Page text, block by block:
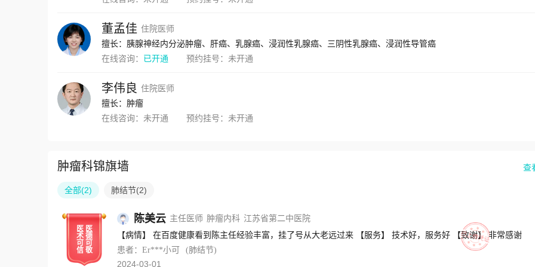
董孟佳 住院医师
擅长：胰腺神经内分泌肿瘤、肝癌、乳腺癌、浸润性乳腺癌、三阴性乳腺癌、浸润性导管癌
在线咨询： 已开通 预约挂号： 未开通
李伟良 住院医师
擅长：肿瘤
在线咨询： 未开通 预约挂号： 未开通
肿瘤科锦旗墙 查
全部(2) 肺结节(2)
医
术
可
信
医
德
可
敬
陈美云 主任医师 肿瘤内科 江苏省第二中医院
【病情】 在百度健康看到陈主任经验丰富，挂了号从大老远过来 【服务】 技术好，服务好 【致谢】 非常感谢
患者：Er***小可
(肺结节)
2024-03-01